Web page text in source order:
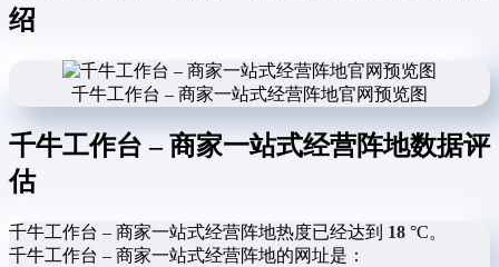
绍
千牛工作台 – 商家一站式经营阵地官网预览图
千牛工作台 – 商家一站式经营阵地数据评
估
千牛工作台 – 商家一站式经营阵地热度已经达到 18 °C。
千牛工作台 – 商家一站式经营阵地的网址是：